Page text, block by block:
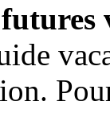
futures